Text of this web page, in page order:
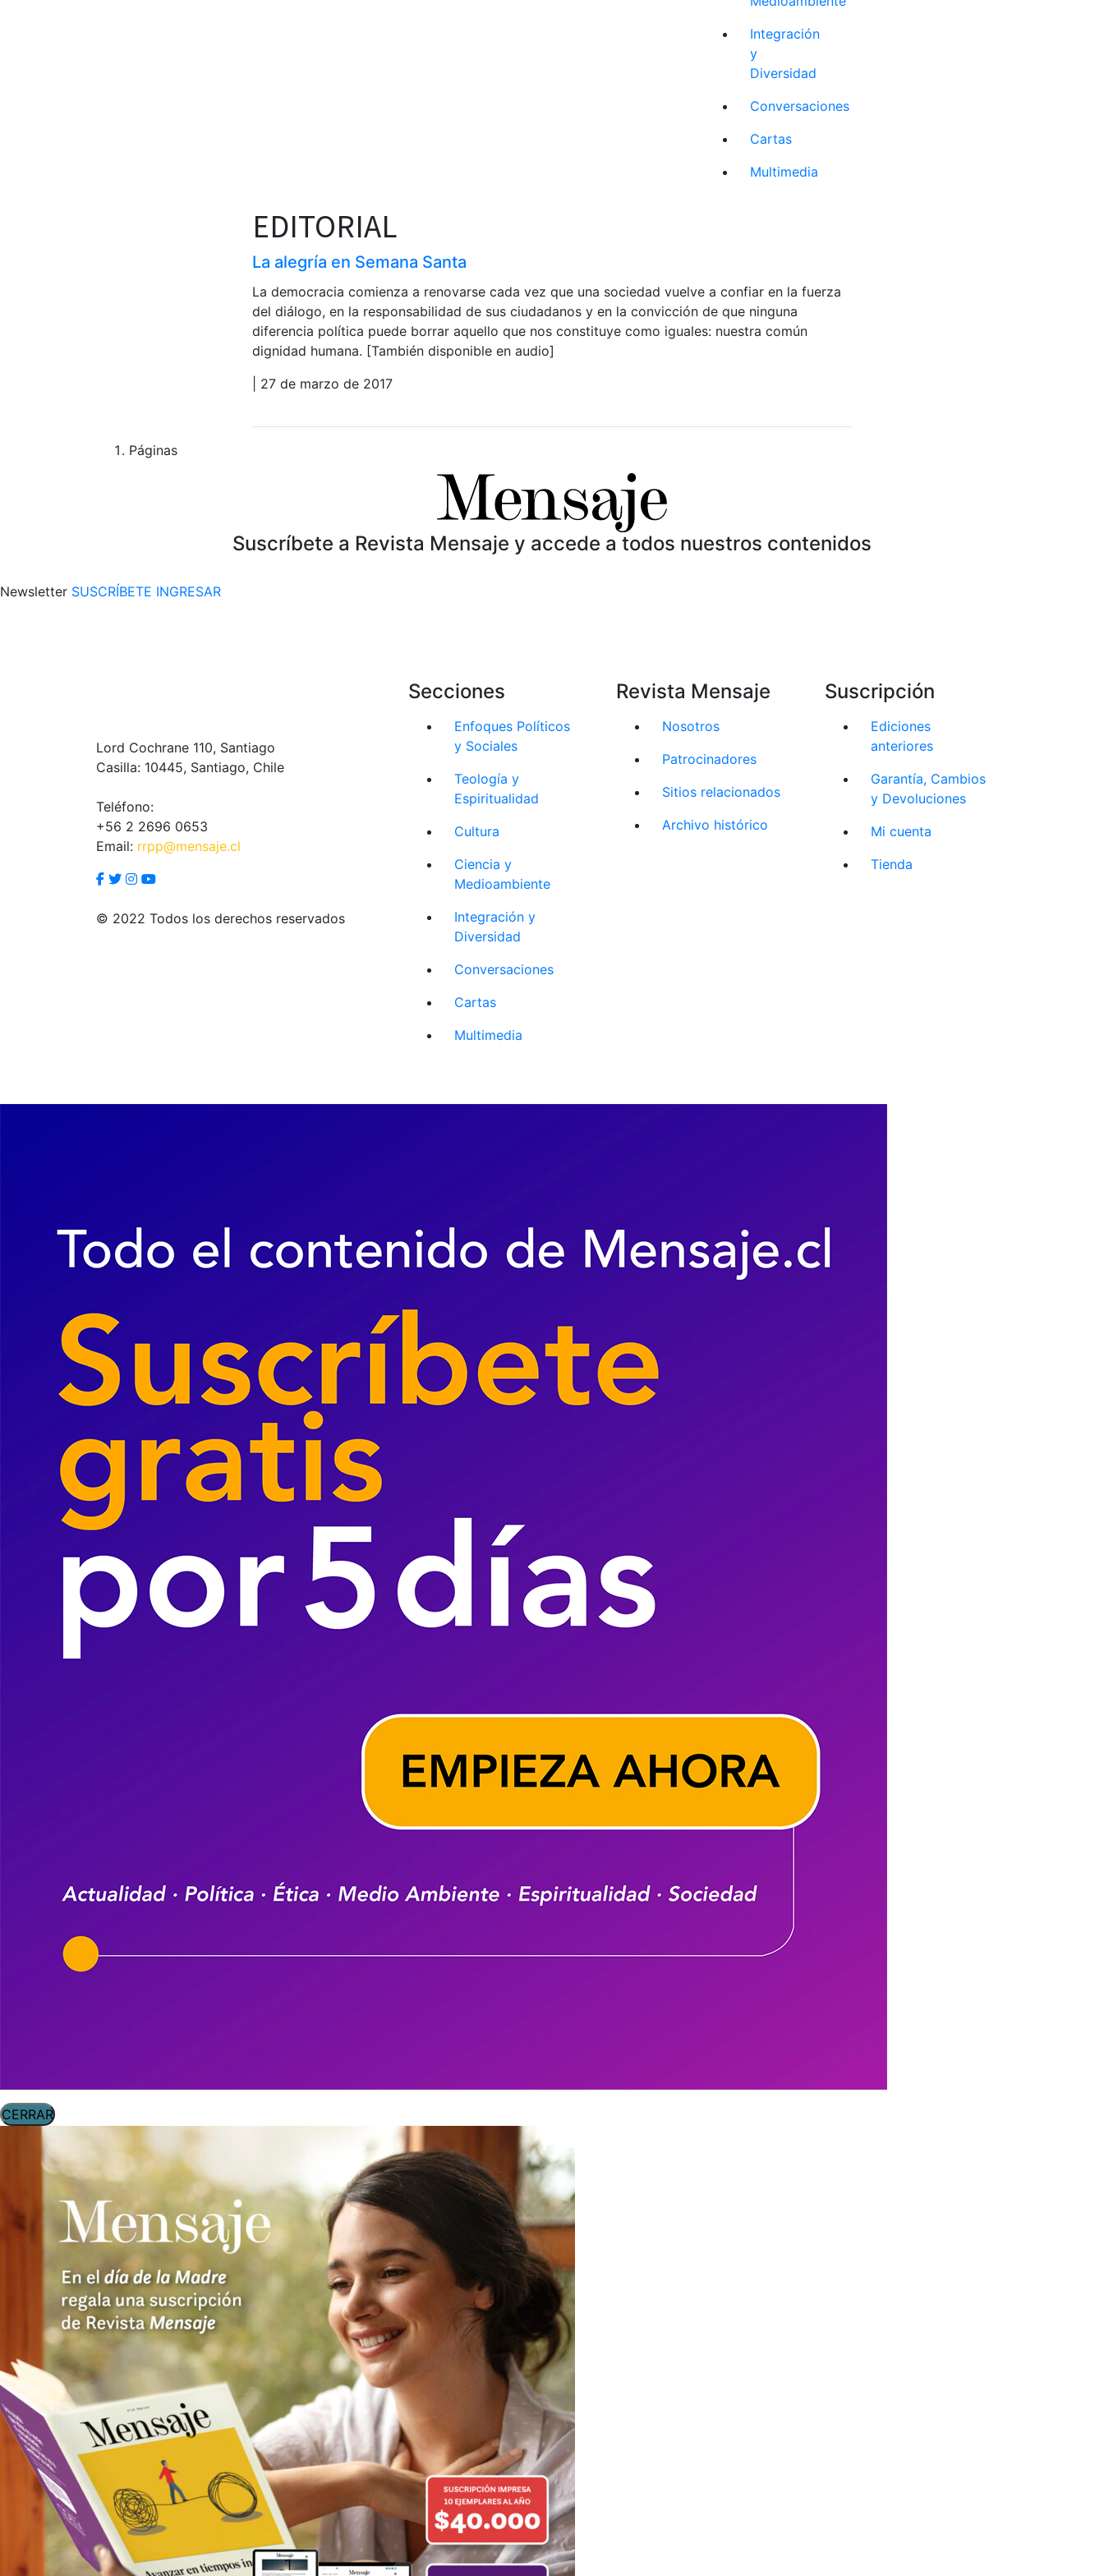
Integración
y
Diversidad
Conversaciones
Cartas
Multimedia
EDITORIAL
La alegría en Semana Santa
La democracia comienza a renovarse cada vez que una sociedad vuelve a confiar en la fuerza
del diálogo, en la responsabilidad de sus ciudadanos y en la convicción de que ninguna
diferencia política puede borrar aquello que nos constituye como iguales: nuestra común
dignidad humana. [También disponible en audio]
| 27 de marzo de 2017
Páginas
Suscríbete a Revista Mensaje y accede a todos nuestros contenidos
Newsletter SUSCRÍBETE INGRESAR
Lord Cochrane 110, Santiago
Casilla: 10445, Santiago, Chile
Teléfono:
+56 2 2696 0653
Email: rrpp@mensaje.cl
© 2022 Todos los derechos reservados
Secciones
Enfoques Políticos
y Sociales
Teología y
Espiritualidad
Cultura
Ciencia y
Medioambiente
Integración y
Diversidad
Conversaciones
Cartas
Multimedia
Revista Mensaje
Nosotros
Patrocinadores
Sitios relacionados
Archivo histórico
Suscripción
Ediciones
anteriores
Garantía, Cambios
y Devoluciones
Mi cuenta
Tienda
CERRAR